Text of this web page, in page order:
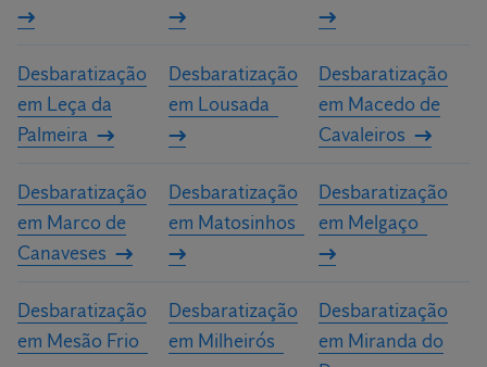
Desbaratização
em Leça da
Palmeira
Desbaratização
em Lousada
Desbaratização
em Macedo de
Cavaleiros
Desbaratização
em Marco de
Canaveses
Desbaratização
em Matosinhos
Desbaratização
em Melgaço
Desbaratização
em Mesão Frio
Desbaratização
em Milheirós
Desbaratização
em Miranda do